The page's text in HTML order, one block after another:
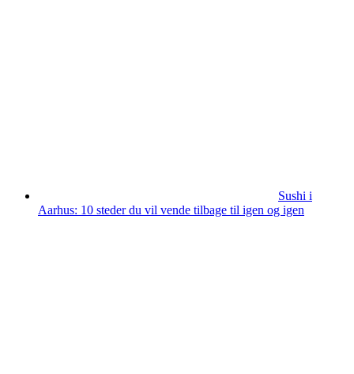
Sushi i
Aarhus: 10 steder du vil vende tilbage til igen og igen